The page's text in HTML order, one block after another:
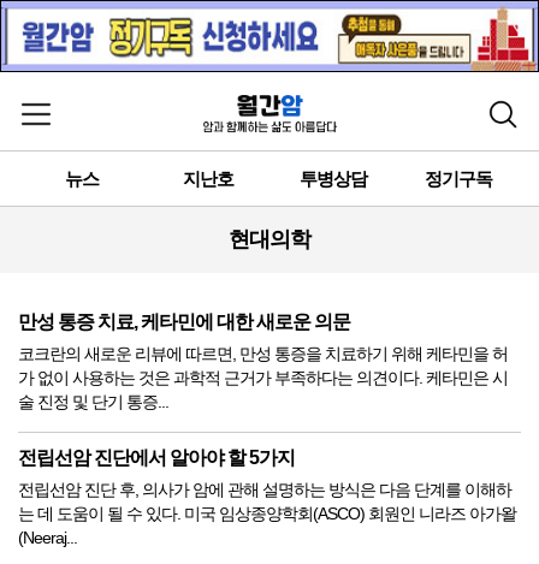
메뉴 열기 검색
뉴스 지난호 투병상담 정기구독
현대의학
만성 통증 치료, 케타민에 대한 새로운 의문
코크란의 새로운 리뷰에 따르면, 만성 통증을 치료하기 위해 케타민을 허
가 없이 사용하는 것은 과학적 근거가 부족하다는 의견이다. 케타민은 시
술 진정 및 단기 통증...
전립선암 진단에서 알아야 할 5가지
전립선암 진단 후, 의사가 암에 관해 설명하는 방식은 다음 단계를 이해하
는 데 도움이 될 수 있다. 미국 임상종양학회(ASCO) 회원인 니라즈 아가왈
(Neeraj...